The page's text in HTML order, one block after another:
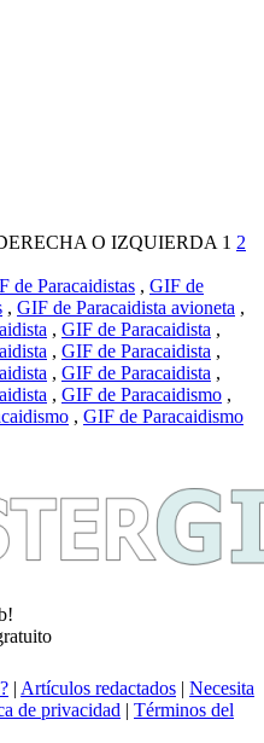
O IZQUIERDA 1 2
de Paracaidistas , GIF de
, GIF de Paracaidista avioneta ,
, GIF de Paracaidista ,
, GIF de Paracaidista ,
, GIF de Paracaidista ,
, GIF de Paracaidismo ,
, GIF de Paracaidismo
| Artículos redactados | Necesita
de privacidad | Términos del